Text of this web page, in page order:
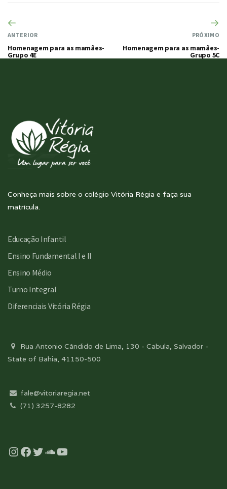
ANTERIOR
Homenagem para as mamães-
Grupo 4E
PRÓXIMO
Homenagem para as mamães-
Grupo 5C
Conheça mais sobre o colégio Vitória Régia e faça sua
matrícula.
Educação Infantil
Ensino Fundamental I e II
Ensino Médio
Turno Integral
Diferenciais Vitória Régia
Rua Antonio Cândido de Lima, 130 - Cabula, Salvador -
State of Bahia, 41150-500
fale@vitoriaregia.net
(71) 3257-8282
Instagram
Facebook
Twitter
Soundcloud
YouTube